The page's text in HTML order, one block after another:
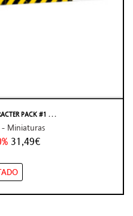
PACK #1 . . .
- Miniaturas
31,49€